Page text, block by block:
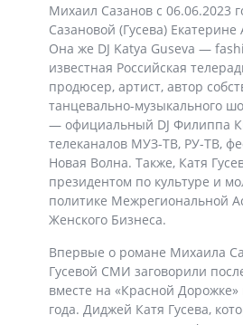
Михаил Сазанов с 06.06.2023
Сазановой (Гусева)
Она же DJ Katya Guseva —
известная Российская
продюсер, артист, автор
танцевально-музыкального
— официальный DJ Филиппа
телеканалов МУЗ-ТВ, РУ-ТВ,
Новая Волна. Также, Катя
президентом по культуре и
политике Межрегиональной
Женского Бизнеса.
Впервые о романе Михаила
Гусевой СМИ заговорили
вместе на «Красной Дорожке»
года. Диджей Катя Гусева,